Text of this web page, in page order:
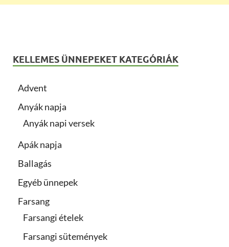
KELLEMES ÜNNEPEKET KATEGÓRIÁK
Advent
Anyák napja
Anyák napi versek
Apák napja
Ballagás
Egyéb ünnepek
Farsang
Farsangi ételek
Farsangi sütemények